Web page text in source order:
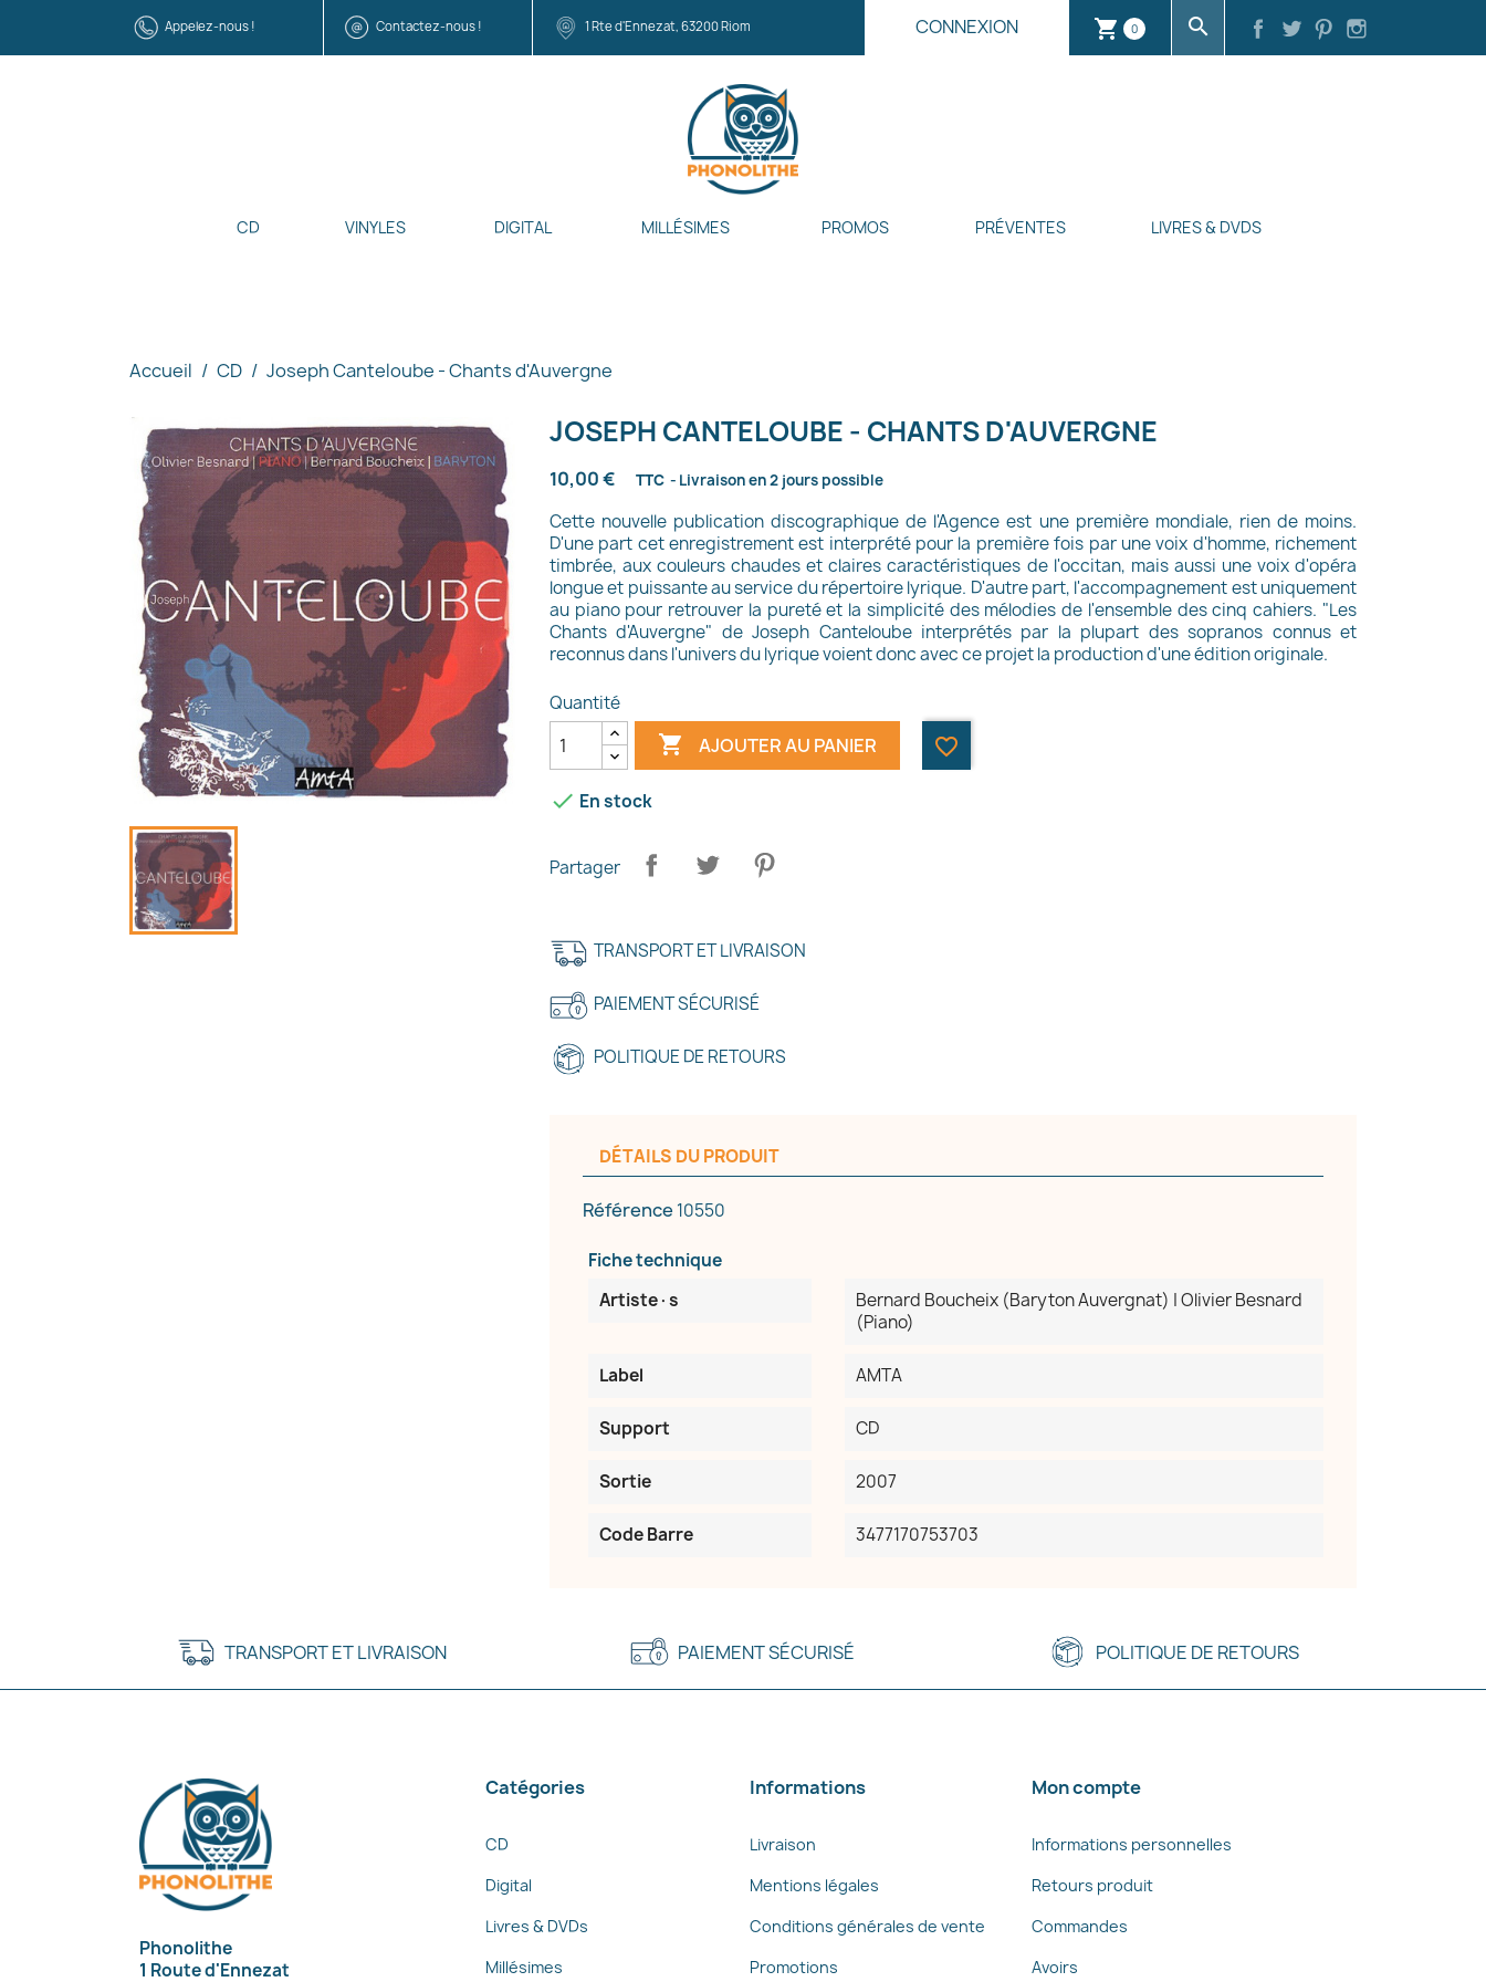
Appelez-nous ! Contactez-nous ! 1 Rte d'Ennezat, 63200 Riom CONNEXION shopping_cart 0 search
CD VINYLES DIGITAL MILLÉSIMES PROMOS PRÉVENTES LIVRES & DVDS
Accueil CD Joseph Canteloube - Chants d'Auvergne
JOSEPH CANTELOUBE - CHANTS D'AUVERGNE
10,00 € TTC Livraison en 2 jours possible
Cette nouvelle publication discographique de l'Agence est une première mondiale, rien de moins.
D'une part cet enregistrement est interprété pour la première fois par une voix d'homme, richement
timbrée, aux couleurs chaudes et claires caractéristiques de l'occitan, mais aussi une voix d'opéra
longue et puissante au service du répertoire lyrique. D'autre part, l'accompagnement est uniquement
au piano pour retrouver la pureté et la simplicité des mélodies de l'ensemble des cinq cahiers. "Les
Chants d'Auvergne" de Joseph Canteloube interprétés par la plupart des sopranos connus et
reconnus dans l'univers du lyrique voient donc avec ce projet la production d'une édition originale.
Quantité
 AJOUTER AU PANIER favorite_border
 En stock
Partager
TRANSPORT ET LIVRAISON
PAIEMENT SÉCURISÉ
POLITIQUE DE RETOURS
DÉTAILS DU PRODUIT
Référence 10550
Fiche technique
Artiste·s
Bernard Boucheix (Baryton Auvergnat) | Olivier Besnard
(Piano)
Label AMTA
Support CD
Sortie 2007
Code Barre 3477170753703
Créer une liste d'envies
TRANSPORT ET LIVRAISON PAIEMENT SÉCURISÉ POLITIQUE DE RETOURS
Phonolithe
1 Route d'Ennezat
Catégories
CD
Digital
Livres & DVDs
Millésimes
Informations
Livraison
Mentions légales
Conditions générales de vente
Promotions
Mon compte
Informations personnelles
Retours produit
Commandes
Avoirs